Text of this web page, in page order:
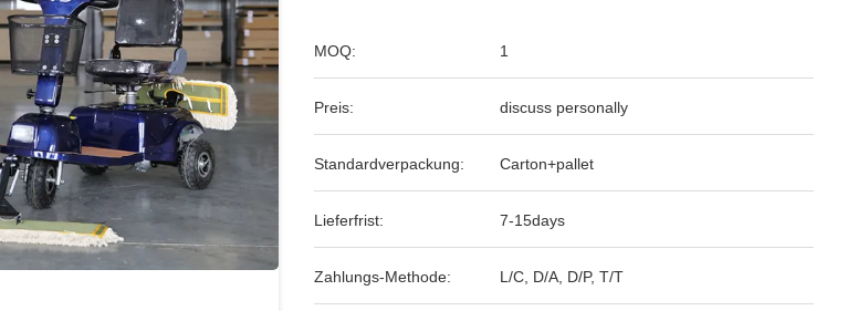
MOQ: 1
Preis: discuss personally
Standardverpackung: Carton+pallet
Lieferfrist: 7-15days
Zahlungs-Methode: L/C, D/A, D/P, T/T